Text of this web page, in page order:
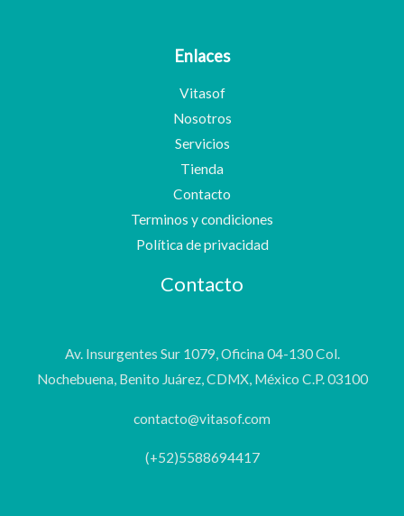
Enlaces
Vitasof
Nosotros
Servicios
Tienda
Contacto
Terminos y condiciones
Política de privacidad
Contacto
Av. Insurgentes Sur 1079, Oficina 04-130 Col.
Nochebuena, Benito Juárez, CDMX, México C.P. 03100
contacto@vitasof.com
(+52)5588694417